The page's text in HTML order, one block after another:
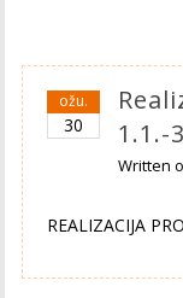
ožu.
30
1.1.-
Written
REALIZACIJA